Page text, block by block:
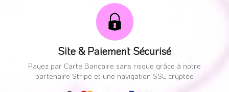
Site & Paiement Sécurisé
Payez par Carte Bancaire sans risque grâce à notre
partenaire Stripe et une navigation SSL cryptée